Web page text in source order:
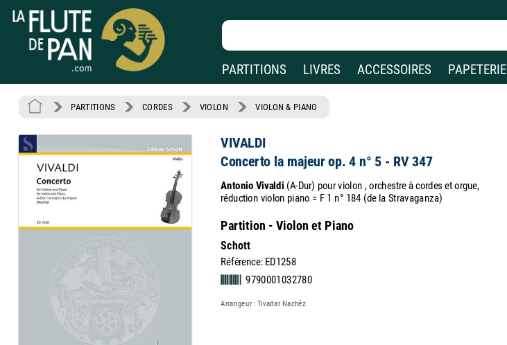
PARTITIONS LIVRES ACCESSOIRES PAPETERIE
PARTITIONS CORDES VIOLON VIOLON & PIANO
VIVALDI
Concerto la majeur op. 4 n° 5 - RV 347
Antonio Vivaldi (A-Dur) pour violon , orchestre à cordes et orgue,
réduction violon piano = F 1 n° 184 (de la Stravaganza)
Partition - Violon et Piano
Schott
Référence: ED1258
9790001032780
Arrangeur : Tivadar Nachéz